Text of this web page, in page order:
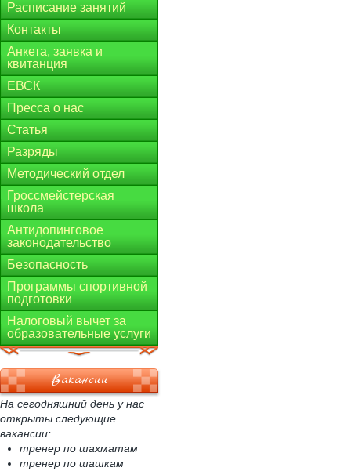
Расписание занятий
Контакты
Анкета, заявка и
квитанция
ЕВСК
Пресса о нас
Статья
Разряды
Методический отдел
Гроссмейстерская
школа
Антидопинговое
законодательство
Безопасность
Программы спортивной
подготовки
Налоговый вычет за
образовательные услуги
Вакансии
На сегодняшний день у нас
открыты следующие
вакансии:
тренер по шахматам
тренер по шашкам